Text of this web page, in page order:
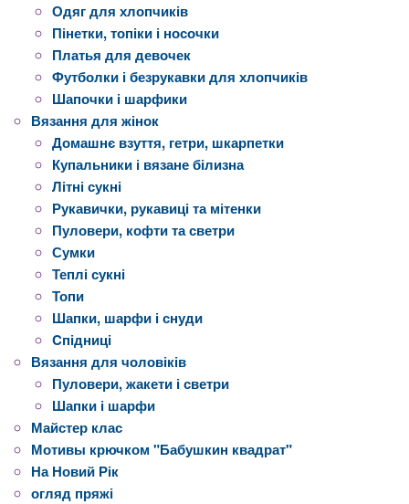
Одяг для хлопчиків
Пінетки, топіки і носочки
Платья для девочек
Футболки і безрукавки для хлопчиків
Шапочки і шарфики
Вязання для жінок
Домашнє взуття, гетри, шкарпетки
Купальники і вязане білизна
Літні сукні
Рукавички, рукавиці та мітенки
Пуловери, кофти та светри
Сумки
Теплі сукні
Топи
Шапки, шарфи і снуди
Cпідниці
Вязання для чоловіків
Пуловери, жакети і светри
Шапки і шарфи
Майстер клас
Мотивы крючком "Бабушкин квадрат"
На Новий Рік
огляд пряжі